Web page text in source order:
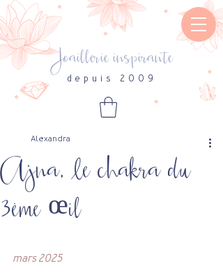
Joaillerie inspirante
depuis 2009
Ajna, le chakra du
3ème œil
Alexandra
mars 2025